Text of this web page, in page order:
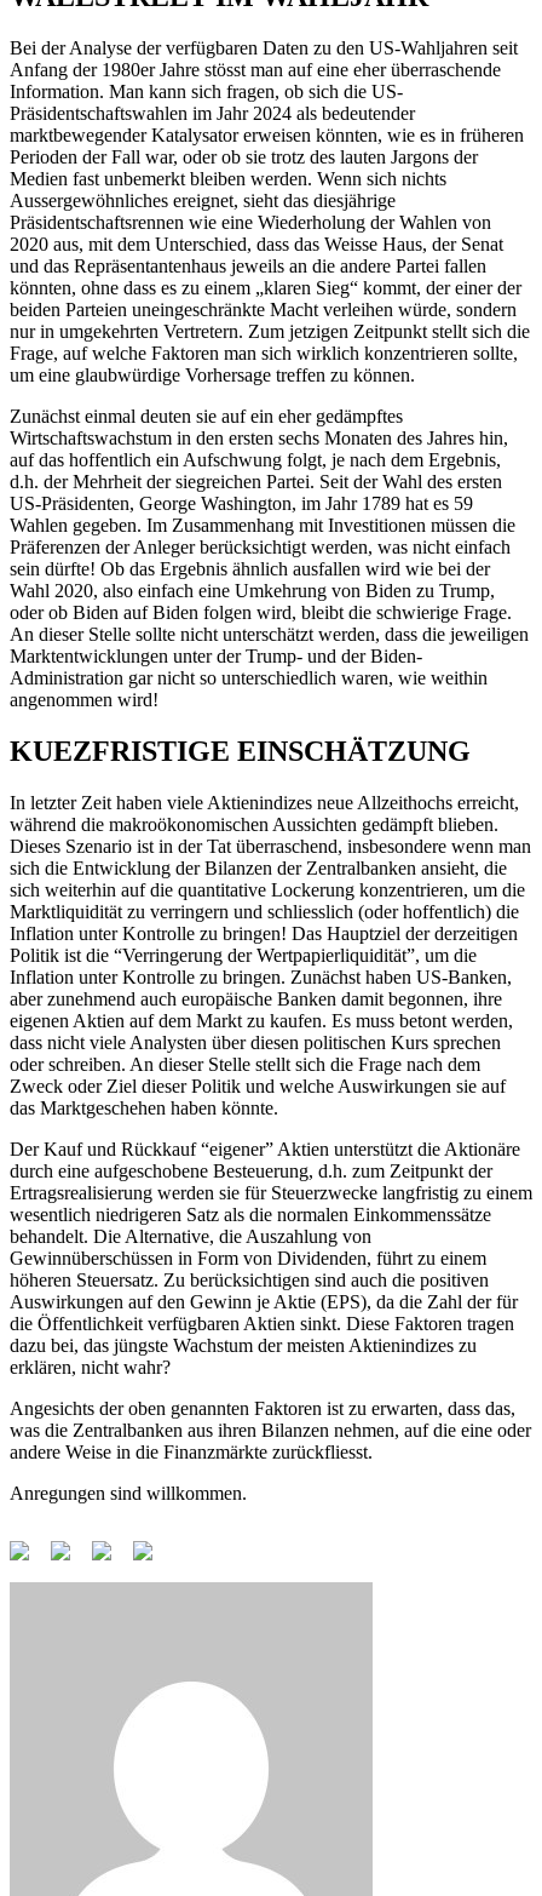
Bei der Analyse der verfügbaren Daten zu den US-Wahljahren seit
Anfang der 1980er Jahre stösst man auf eine eher überraschende
Information. Man kann sich fragen, ob sich die US-
Präsidentschaftswahlen im Jahr 2024 als bedeutender
marktbewegender Katalysator erweisen könnten, wie es in früheren
Perioden der Fall war, oder ob sie trotz des lauten Jargons der
Medien fast unbemerkt bleiben werden. Wenn sich nichts
Aussergewöhnliches ereignet, sieht das diesjährige
Präsidentschaftsrennen wie eine Wiederholung der Wahlen von
2020 aus, mit dem Unterschied, dass das Weisse Haus, der Senat
und das Repräsentantenhaus jeweils an die andere Partei fallen
könnten, ohne dass es zu einem „klaren Sieg“ kommt, der einer der
beiden Parteien uneingeschränkte Macht verleihen würde, sondern
nur in umgekehrten Vertretern. Zum jetzigen Zeitpunkt stellt sich die
Frage, auf welche Faktoren man sich wirklich konzentrieren sollte,
um eine glaubwürdige Vorhersage treffen zu können.
Zunächst einmal deuten sie auf ein eher gedämpftes
Wirtschaftswachstum in den ersten sechs Monaten des Jahres hin,
auf das hoffentlich ein Aufschwung folgt, je nach dem Ergebnis,
d.h. der Mehrheit der siegreichen Partei. Seit der Wahl des ersten
US-Präsidenten, George Washington, im Jahr 1789 hat es 59
Wahlen gegeben. Im Zusammenhang mit Investitionen müssen die
Präferenzen der Anleger berücksichtigt werden, was nicht einfach
sein dürfte! Ob das Ergebnis ähnlich ausfallen wird wie bei der
Wahl 2020, also einfach eine Umkehrung von Biden zu Trump,
oder ob Biden auf Biden folgen wird, bleibt die schwierige Frage.
An dieser Stelle sollte nicht unterschätzt werden, dass die jeweiligen
Marktentwicklungen unter der Trump- und der Biden-
Administration gar nicht so unterschiedlich waren, wie weithin
angenommen wird!
KUEZFRISTIGE EINSCHÄTZUNG
In letzter Zeit haben viele Aktienindizes neue Allzeithochs erreicht,
während die makroökonomischen Aussichten gedämpft blieben.
Dieses Szenario ist in der Tat überraschend, insbesondere wenn man
sich die Entwicklung der Bilanzen der Zentralbanken ansieht, die
sich weiterhin auf die quantitative Lockerung konzentrieren, um die
Marktliquidität zu verringern und schliesslich (oder hoffentlich) die
Inflation unter Kontrolle zu bringen! Das Hauptziel der derzeitigen
Politik ist die “Verringerung der Wertpapierliquidität”, um die
Inflation unter Kontrolle zu bringen. Zunächst haben US-Banken,
aber zunehmend auch europäische Banken damit begonnen, ihre
eigenen Aktien auf dem Markt zu kaufen. Es muss betont werden,
dass nicht viele Analysten über diesen politischen Kurs sprechen
oder schreiben. An dieser Stelle stellt sich die Frage nach dem
Zweck oder Ziel dieser Politik und welche Auswirkungen sie auf
das Marktgeschehen haben könnte.
Der Kauf und Rückkauf “eigener” Aktien unterstützt die Aktionäre
durch eine aufgeschobene Besteuerung, d.h. zum Zeitpunkt der
Ertragsrealisierung werden sie für Steuerzwecke langfristig zu einem
wesentlich niedrigeren Satz als die normalen Einkommenssätze
behandelt. Die Alternative, die Auszahlung von
Gewinnüberschüssen in Form von Dividenden, führt zu einem
höheren Steuersatz. Zu berücksichtigen sind auch die positiven
Auswirkungen auf den Gewinn je Aktie (EPS), da die Zahl der für
die Öffentlichkeit verfügbaren Aktien sinkt. Diese Faktoren tragen
dazu bei, das jüngste Wachstum der meisten Aktienindizes zu
erklären, nicht wahr?
Angesichts der oben genannten Faktoren ist zu erwarten, dass das,
was die Zentralbanken aus ihren Bilanzen nehmen, auf die eine oder
andere Weise in die Finanzmärkte zurückfliesst.
Anregungen sind willkommen.